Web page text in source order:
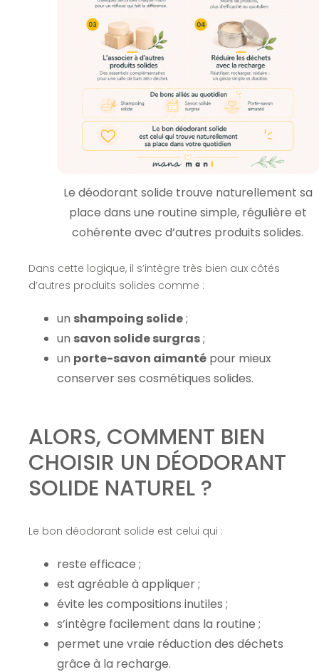
Le déodorant solide trouve naturellement sa
place dans une routine simple, régulière et
cohérente avec d’autres produits solides.
Dans cette logique, il s’intègre très bien aux côtés
d’autres produits solides comme :
un shampoing solide;
un savon solide surgras;
un porte-savon aimantépour mieux
conserver ses cosmétiques solides.
ALORS, COMMENT BIEN
CHOISIR UN DÉODORANT
SOLIDE NATUREL ?
Le bon déodorant solide est celui qui :
reste efficace ;
est agréable à appliquer ;
évite les compositions inutiles ;
s’intègre facilement dans la routine ;
permet une vraie réduction des déchets
grâce à la recharge.